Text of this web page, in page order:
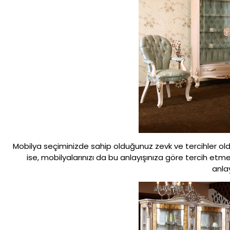
Mobilya seçiminizde sahip olduğunuz zevk ve tercihler
ise, mobilyalarınızı da bu anlayışınıza göre tercih